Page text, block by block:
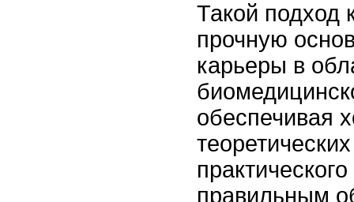
Такой подход
прочную
карьеры в
обеспечивая
правильным